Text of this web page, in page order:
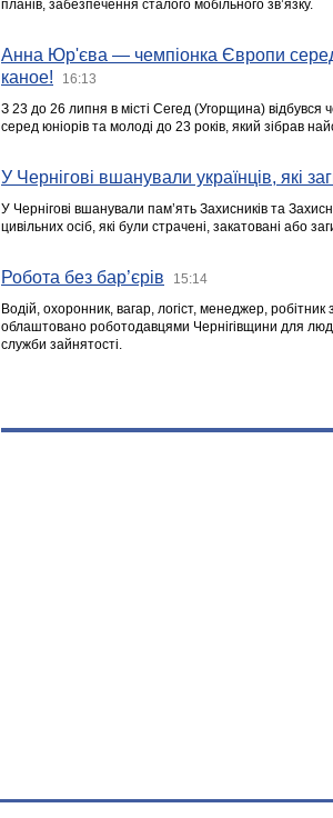
планів, забезпечення сталого мобільного зв’язку.
Анна Юр'єва — чемпіонка Європи
каное!
16:13
З 23 до 26 липня в місті Сегед (Угорщина)
серед юніорів та молоді до 23 років, який зібрав
У Чернігові вшанували українців, які
У Чернігові вшанували пам’ять Захисників та
цивільних осіб, які були страчені, закатовані або
Робота без бар’єрів 15:14
Водій, охоронник, вагар, логіст, менеджер,
облаштовано роботодавцями Чернігівщини для
служби зайнятості.